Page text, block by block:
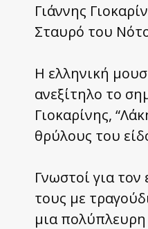
Γιάννης
Σταυρό του
Η ελληνική
ανεξίτηλο το
Γιοκαρίνης,
θρύλους του
Γνωστοί για
τους με
μια πολύπλευρη